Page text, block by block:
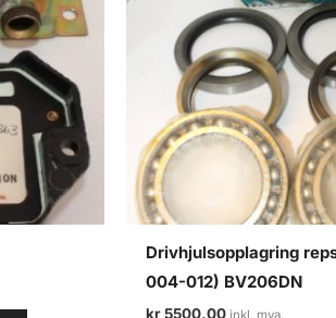
Drivhjulsopplagring
004-012) BV206DN
kr5500,00